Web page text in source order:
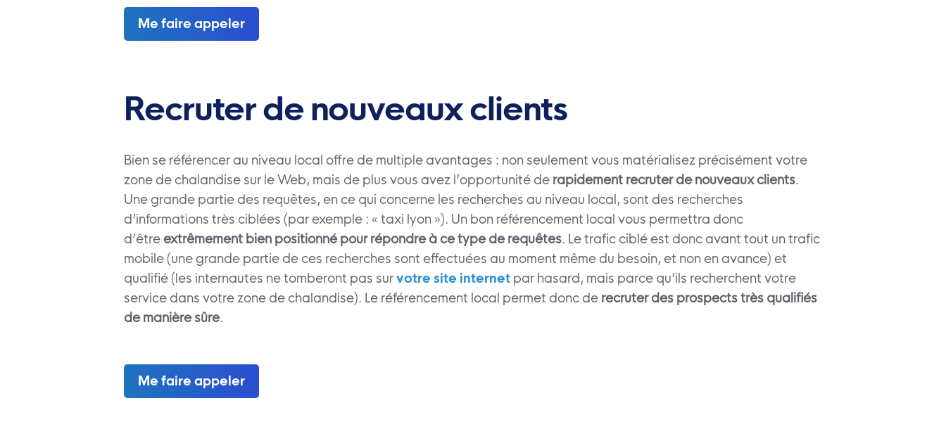
Me faire appeler
Recruter de nouveaux clients
Bien se référencer au niveau local offre de multiple avantages : non seulement vous matérialisez précisément votre
zone de chalandise sur le Web, mais de plus vous avez l’opportunité de rapidement recruter de nouveaux clients.
Une grande partie des requêtes, en ce qui concerne les recherches au niveau local, sont des recherches
d’informations très ciblées (par exemple : « taxi lyon »). Un bon référencement local vous permettra donc
d’être extrêmement bien positionné pour répondre à ce type de requêtes. Le trafic ciblé est donc avant tout un trafic
mobile (une grande partie de ces recherches sont effectuées au moment même du besoin, et non en avance) et
qualifié (les internautes ne tomberont pas survotre site internet par hasard, mais parce qu’ils recherchent votre
service dans votre zone de chalandise). Le référencement local permet donc de recruter des prospects très qualifiés
de manière sûre.
Me faire appeler